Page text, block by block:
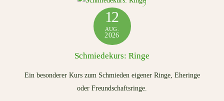
12
AUG.
2026
Schmiedekurs: Ringe
Ein besonderer Kurs zum Schmieden eigener Ringe, Eheringe
oder Freundschaftsringe.